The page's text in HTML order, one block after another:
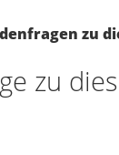
zu
zu